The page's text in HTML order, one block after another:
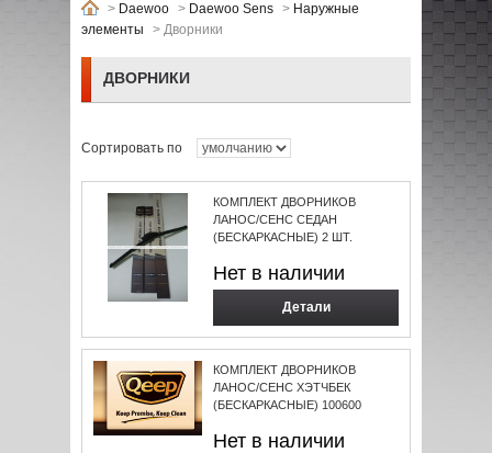
> Daewoo > Daewoo Sens > Наружные
элементы
> Дворники
ДВОРНИКИ
Сортировать по
КОМПЛЕКТ ДВОРНИКОВ
ЛАНОС/СЕНС СЕДАН
(БЕСКАРКАСНЫЕ) 2 ШТ.
Нет в наличии
Детали
КОМПЛЕКТ ДВОРНИКОВ
ЛАНОС/СЕНС ХЭТЧБЕК
(БЕСКАРКАСНЫЕ) 100600
Нет в наличии